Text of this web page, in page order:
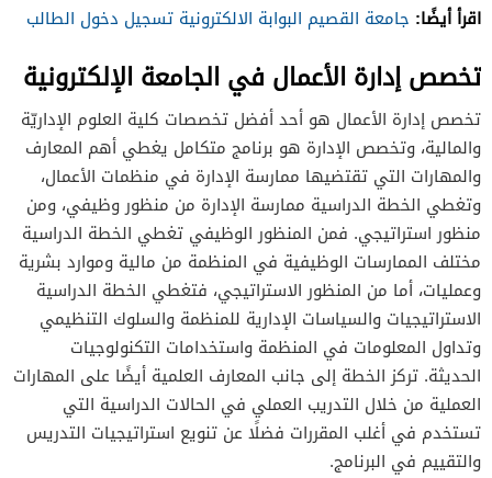
اقرأ أيضًا: جامعة القصيم البوابة الالكترونية تسجيل دخول الطالب
تخصص إدارة الأعمال في الجامعة الإلكترونية
تخصص إدارة الأعمال هو أحد أفضل تخصصات كلية العلوم الإداريّة
والمالية، وتخصص الإدارة هو برنامج متكامل يغطي أهم المعارف
والمهارات التي تقتضيها ممارسة الإدارة في منظمات الأعمال،
وتغطي الخطة الدراسية ممارسة الإدارة من منظور وظيفي، ومن
منظور استراتيجي. فمن المنظور الوظيفي تغطي الخطة الدراسية
مختلف الممارسات الوظيفية في المنظمة من مالية وموارد بشرية
وعمليات، أما من المنظور الاستراتيجي، فتغطي الخطة الدراسية
الاستراتيجيات والسياسات الإدارية للمنظمة والسلوك التنظيمي
وتداول المعلومات في المنظمة واستخدامات التكنولوجيات
الحديثة. تركز الخطة إلى جانب المعارف العلمية أيضًا على المهارات
العملية من خلال التدريب العملي في الحالات الدراسية التي
تستخدم في أغلب المقررات فضلًا عن تنويع استراتيجيات التدريس
والتقييم في البرنامج.